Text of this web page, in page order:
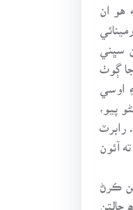
هو ان
سڀني
ڳوٺ
اوسي
پيو،
رابرٽ
آئون
ڪرڻ
حالتن